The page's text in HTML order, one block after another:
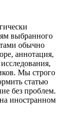
выбранного
обычно
аннотация,
Мы строго
статью
без проблем.
иностранном